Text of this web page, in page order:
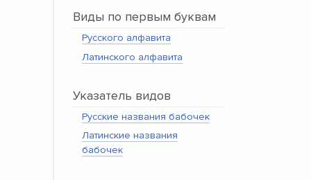
Виды по первым буквам
Русского алфавита
Латинского алфавита
Указатель видов
Русские названия бабочек
Латинские названия
бабочек